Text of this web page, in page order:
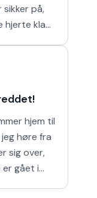
sikker på,
hjerte klap
hjem til
høre fra
sig over,
er gået i